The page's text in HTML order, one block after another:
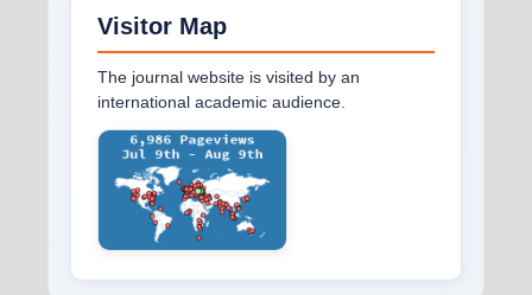
Visitor Map
The journal website is visited by an
international academic audience.